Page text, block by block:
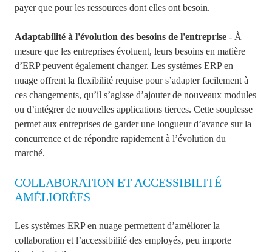
payer que pour les ressources dont elles ont besoin.
Adaptabilité à l'évolution des besoins de l'entreprise - À
mesure que les entreprises évoluent, leurs besoins en matière
d’ERP peuvent également changer. Les systèmes ERP en
nuage offrent la flexibilité requise pour s’adapter facilement à
ces changements, qu’il s’agisse d’ajouter de nouveaux modules
ou d’intégrer de nouvelles applications tierces. Cette souplesse
permet aux entreprises de garder une longueur d’avance sur la
concurrence et de répondre rapidement à l’évolution du
marché.
COLLABORATION ET ACCESSIBILITÉ
AMÉLIORÉES
Les systèmes ERP en nuage permettent d’améliorer la
collaboration et l’accessibilité des employés, peu importe